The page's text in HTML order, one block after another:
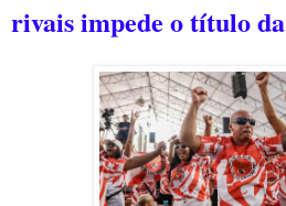
rivais impede o título